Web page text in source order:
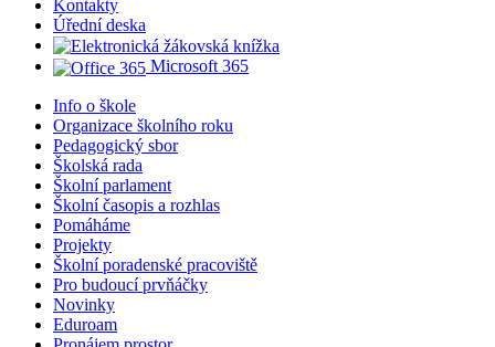
Kontakty
Úřední deska
Microsoft 365
Info o škole
Organizace školního roku
Pedagogický sbor
Školská rada
Školní parlament
Školní časopis a rozhlas
Pomáháme
Projekty
Školní poradenské pracoviště
Pro budoucí prvňáčky
Novinky
Eduroam